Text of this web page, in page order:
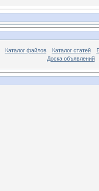
Каталог файлов Каталог статей
Доска объявлений